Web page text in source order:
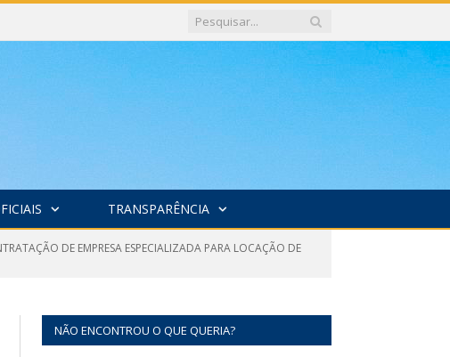
TRANSPARÊNCIA
DE EMPRESA ESPECIALIZADA PARA LOCAÇÃO DE
NÃO ENCONTROU O QUE QUERIA?